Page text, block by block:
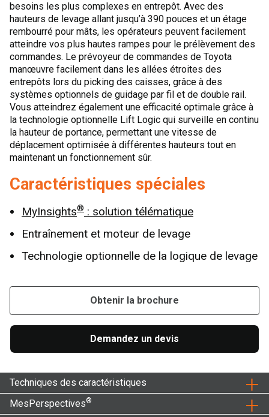
besoins les plus complexes en entrepôt. Avec des
hauteurs de levage allant jusqu’à 390 pouces et un étage
rembourré pour mâts, les opérateurs peuvent facilement
atteindre vos plus hautes rampes pour le prélèvement des
commandes. Le prévoyeur de commandes de Toyota
manœuvre facilement dans les allées étroites des
entrepôts lors du picking des caisses, grâce à des
systèmes optionnels de guidage par fil et de double rail.
Vous atteindrez également une efficacité optimale grâce à
la technologie optionnelle Lift Logic qui surveille en continu
la hauteur de portance, permettant une vitesse de
déplacement optimisée à différentes hauteurs tout en
maintenant un fonctionnement sûr.
Caractéristiques spéciales
MyInsights® : solution télématique
Entraînement et moteur de levage
Technologie optionnelle de la logique de levage
Obtenir la brochure
Demandez un devis
Techniques des caractéristiques
MesPerspectives®